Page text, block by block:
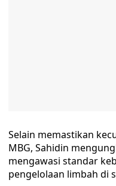
Selain memastikan
MBG, Sahidin
mengawasi standar
pengelolaan limbah di